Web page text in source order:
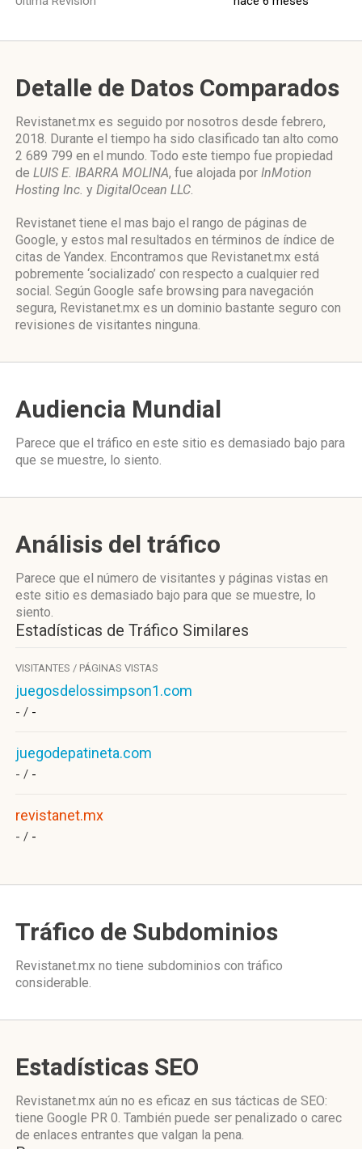
Detalle de Datos Comparados
Revistanet.mx es seguido por nosotros desde febrero,
2018. Durante el tiempo ha sido clasificado tan alto como
2 689 799 en el mundo. Todo este tiempo fue propiedad
de LUIS E. IBARRA MOLINA, fue alojada por InMotion
Hosting Inc. y DigitalOcean LLC.
Revistanet tiene el mas bajo el rango de páginas de
Google, y estos mal resultados en términos de índice de
citas de Yandex. Encontramos que Revistanet.mx está
pobremente ‘socializado’ con respecto a cualquier red
social. Según Google safe browsing para navegación
segura, Revistanet.mx es un dominio bastante seguro con
revisiones de visitantes ninguna.
Audiencia Mundial
Parece que el tráfico en este sitio es demasiado bajo para
que se muestre, lo siento.
Análisis del tráfico
Parece que el número de visitantes y páginas vistas en
este sitio es demasiado bajo para que se muestre, lo
siento.
Estadísticas de Tráfico Similares
VISITANTES / PÁGINAS VISTAS
juegosdelossimpson1.com
- / -
juegodepatineta.com
- / -
revistanet.mx
- / -
Tráfico de Subdominios
Revistanet.mx no tiene subdominios con tráfico
considerable.
Estadísticas SEO
Revistanet.mx aún no es eficaz en sus tácticas de SEO:
tiene Google PR 0. También puede ser penalizado o carec
de enlaces entrantes que valgan la pena.